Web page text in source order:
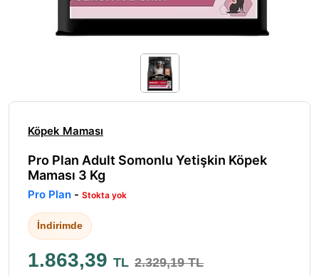
Köpek Maması
Pro Plan Adult Somonlu Yetişkin Köpek
Maması 3 Kg
Pro Plan - Stokta yok
İndirimde
1.863,39 TL 2.329,19 TL